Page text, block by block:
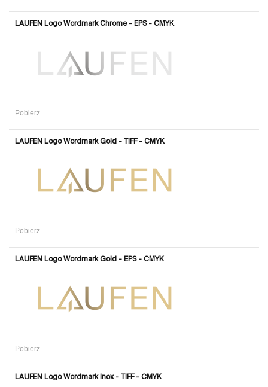
LAUFEN Logo Wordmark Chrome - EPS - CMYK
Pobierz
LAUFEN Logo Wordmark Gold - TIFF - CMYK
Pobierz
LAUFEN Logo Wordmark Gold - EPS - CMYK
Pobierz
LAUFEN Logo Wordmark Inox - TIFF - CMYK